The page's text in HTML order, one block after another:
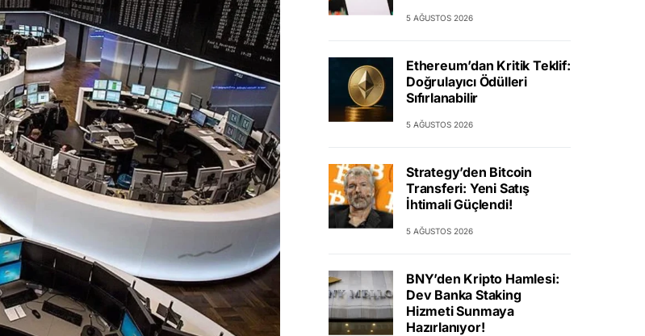
5 AĞUSTOS 2026
Ethereum’dan Kritik Teklif:
Doğrulayıcı Ödülleri
Sıfırlanabilir
5 AĞUSTOS 2026
Strategy’den Bitcoin
Transferi: Yeni Satış
İhtimali Güçlendi!
5 AĞUSTOS 2026
BNY’den Kripto Hamlesi:
Dev Banka Staking
Hizmeti Sunmaya
Hazırlanıyor!